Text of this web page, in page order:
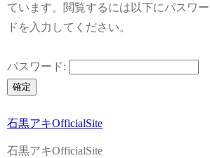
ています。閲覧するには以下にパスワー
ドを入力してください。
パスワード:
石黒アキOfficialSite
石黒アキOfficialSite